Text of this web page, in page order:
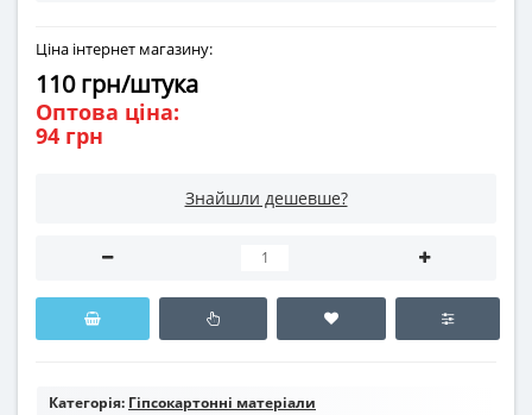
Ціна інтернет магазину:
110 грн/штука
Оптова ціна:
94 грн
Знайшли дешевше?
Категорія: Гіпсокартонні матеріали